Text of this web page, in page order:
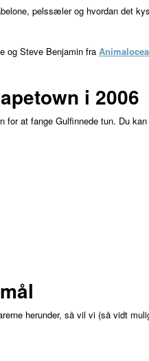
pelssæler og hvordan det
og Steve Benjamin fra
i 2006
for at fange Gulfinnede tun. Du
herunder, så vil vi (så vidt